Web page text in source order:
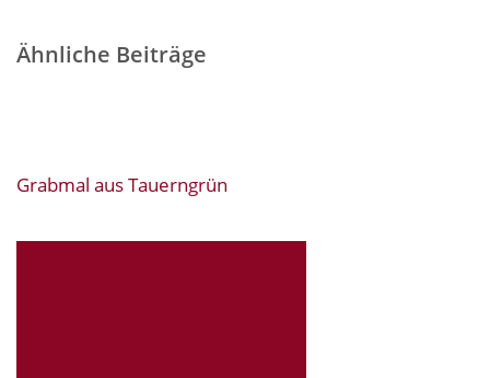
Ähnliche Beiträge
Grabmal aus Tauerngrün